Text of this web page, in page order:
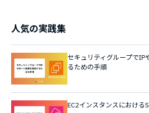
人気の実践集
セキュリティグループでIP
るための手順
EC2インスタンスにおける